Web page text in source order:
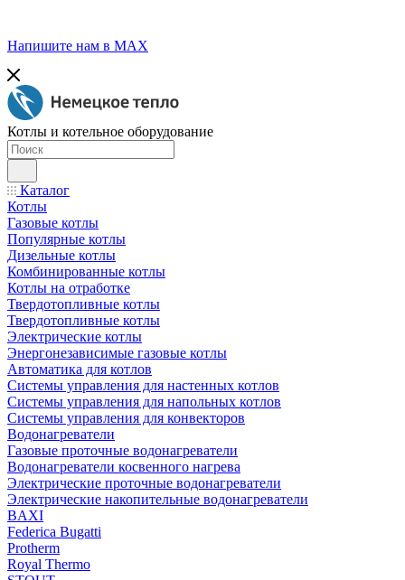
Напишите нам в МАХ
Котлы и котельное оборудование
Каталог
Котлы
Газовые котлы
Популярные котлы
Дизельные котлы
Комбинированные котлы
Котлы на отработке
Твердотопливные котлы
Твердотопливные котлы
Электрические котлы
Энергонезависимые газовые котлы
Автоматика для котлов
Системы управления для настенных котлов
Системы управления для напольных котлов
Системы управления для конвекторов
Водонагреватели
Газовые проточные водонагреватели
Водонагреватели косвенного нагрева
Электрические проточные водонагреватели
Электрические накопительные водонагреватели
BAXI
Federica Bugatti
Protherm
Royal Thermo